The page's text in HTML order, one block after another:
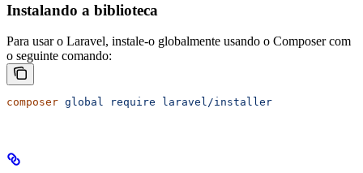
Instalando a biblioteca
Para usar o Laravel, instale-o globalmente usando o Composer com
o seguinte comando:
composer global require laravel/installer